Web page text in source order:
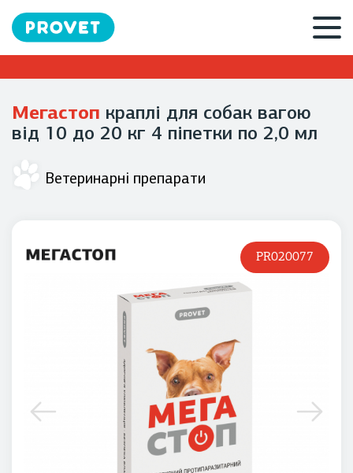
Мегастоп краплі для собак вагою
від 10 до 20 кг 4 піпетки по 2,0 мл
Ветеринарні препарати
PR020077